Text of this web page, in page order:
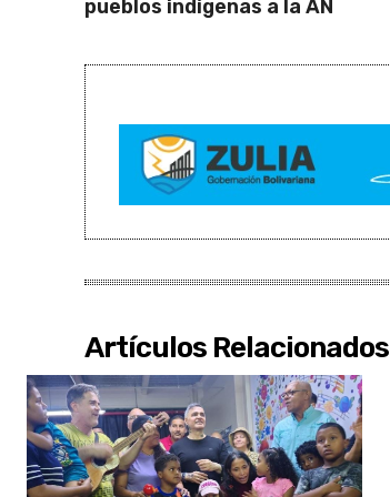
pueblos indígenas a la AN
Artículos Relacionados